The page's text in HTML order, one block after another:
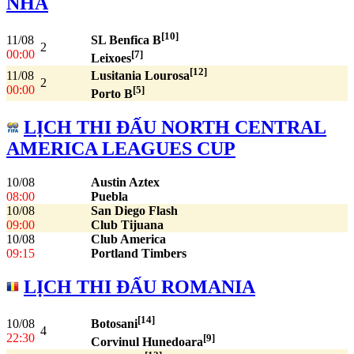
11/08
00:00
2
SL Benfica B[10]
Leixoes[7]
11/08
00:00
2
Lusitania Lourosa[12]
Porto B[5]
LỊCH THI ĐẤU NORTH CENTRAL
AMERICA LEAGUES CUP
10/08
08:00
Austin Aztex
Puebla
10/08
09:00
San Diego Flash
Club Tijuana
10/08
09:15
Club America
Portland Timbers
LỊCH THI ĐẤU ROMANIA
10/08
22:30
4
Botosani[14]
Corvinul Hunedoara[9]